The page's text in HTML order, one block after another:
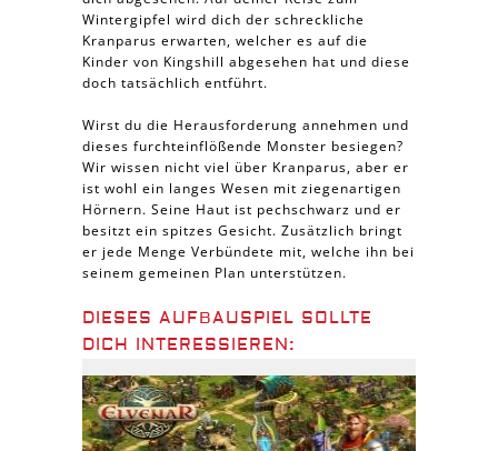
Wintergipfel wird dich der schreckliche
Kranparus erwarten, welcher es auf die
Kinder von Kingshill abgesehen hat und diese
doch tatsächlich entführt.
Wirst du die Herausforderung annehmen und
dieses furchteinflößende Monster besiegen?
Wir wissen nicht viel über Kranparus, aber er
ist wohl ein langes Wesen mit ziegenartigen
Hörnern. Seine Haut ist pechschwarz und er
besitzt ein spitzes Gesicht. Zusätzlich bringt
er jede Menge Verbündete mit, welche ihn bei
seinem gemeinen Plan unterstützen.
DIESES AUFBAUSPIEL SOLLTE
DICH INTERESSIEREN: